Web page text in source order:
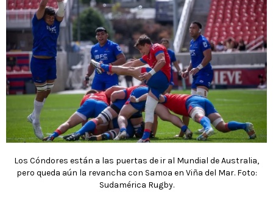
Los Cóndores están a las puertas de ir al Mundial de Australia,
pero queda aún la revancha con Samoa en Viña del Mar. Foto:
Sudamérica Rugby.